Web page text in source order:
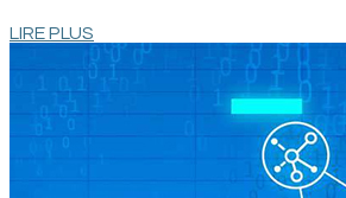
LIRE PLUS